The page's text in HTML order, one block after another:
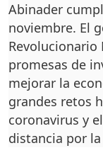
Abinader
noviembre. El
Revolucionario
promesas de
mejorar la
grandes retos
coronavirus y
distancia por